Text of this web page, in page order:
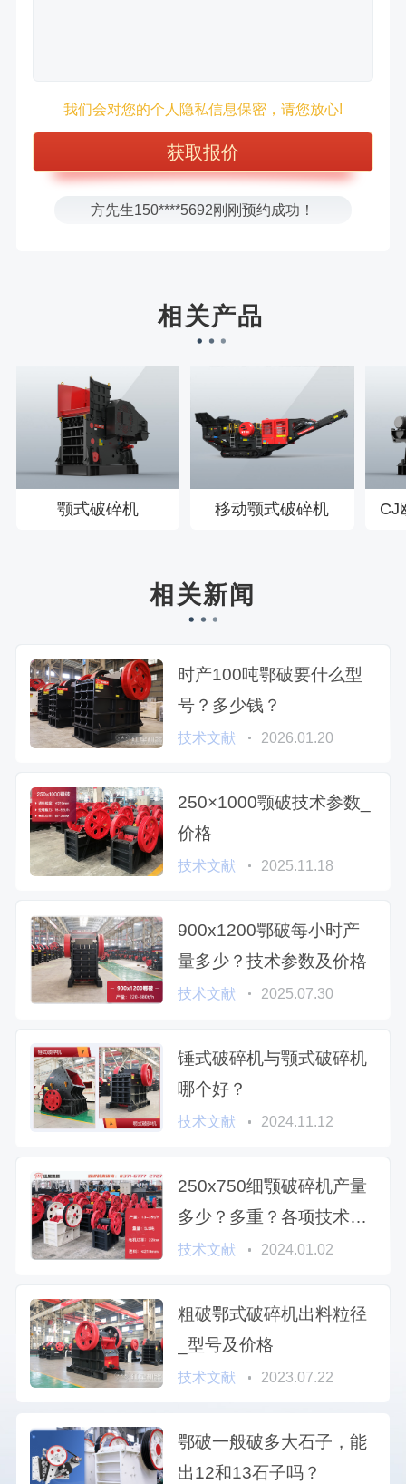
我们会对您的个人隐私信息保密，请您放心!
张先生156****2060刚刚预约成功！
张先生131****7997刚刚预约成功！
方先生150****5692刚刚预约成功！
徐先生132****0391刚刚预约成功！
相关产品
颚式破碎机 移动颚式破碎机 CJ
相关新闻
时产100吨鄂破要什么型
号？多少钱？
技术文献 2026.01.20
250×1000颚破技术参数_
价格
技术文献 2025.11.18
900x1200鄂破每小时产
量多少？技术参数及价格
技术文献 2025.07.30
锤式破碎机与颚式破碎机
哪个好？
技术文献 2024.11.12
250x750细颚破碎机产量
多少？多重？各项技术参
数
技术文献 2024.01.02
粗破鄂式破碎机出料粒径
_型号及价格
技术文献 2023.07.22
鄂破一般破多大石子，能
出12和13石子吗？